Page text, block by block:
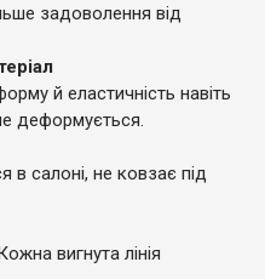
задоволення від
й еластичність навіть
деформується.
в салоні, не ковзає під
вигнута лінія